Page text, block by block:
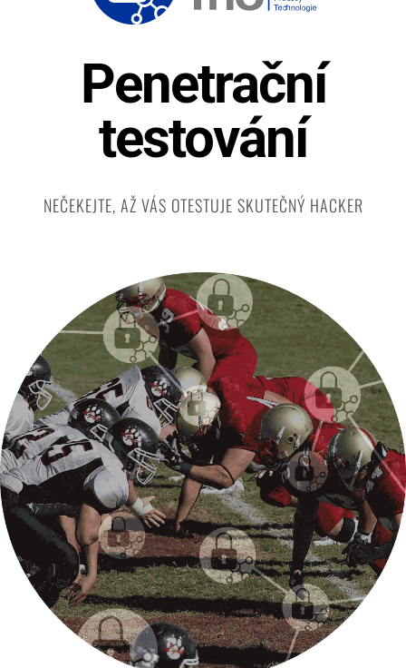
Penetrační
testování
NEČEKEJTE, AŽ VÁS OTESTUJE SKUTEČNÝ HACKER